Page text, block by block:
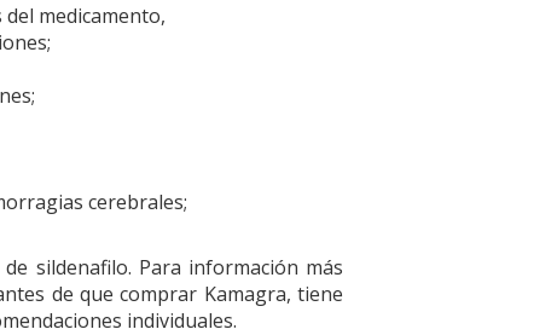
medicamento,
cerebrales;
sildenafilo. Para información más
de que comprar Kamagra, tiene
individuales.